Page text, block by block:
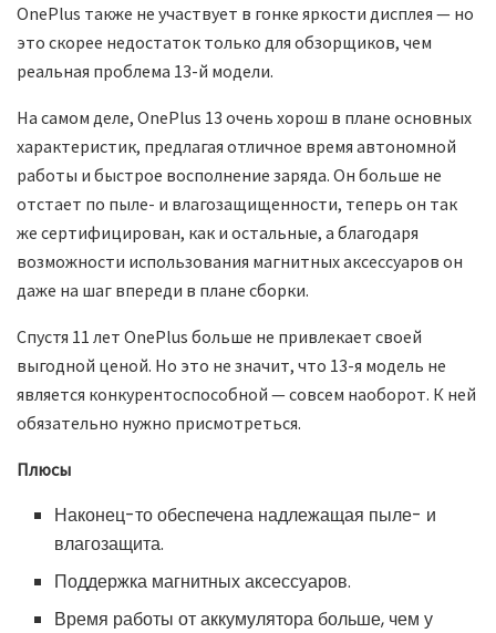
OnePlus также не участвует в гонке яркости дисплея — но
это скорее недостаток только для обзорщиков, чем
реальная проблема 13-й модели.
На самом деле, OnePlus 13 очень хорош в плане основных
характеристик, предлагая отличное время автономной
работы и быстрое восполнение заряда. Он больше не
отстает по пыле- и влагозащищенности, теперь он так
же сертифицирован, как и остальные, а благодаря
возможности использования магнитных аксессуаров он
даже на шаг впереди в плане сборки.
Спустя 11 лет OnePlus больше не привлекает своей
выгодной ценой. Но это не значит, что 13-я модель не
является конкурентоспособной — совсем наоборот. К ней
обязательно нужно присмотреться.
Плюсы
Наконец-то обеспечена надлежащая пыле- и
влагозащита.
Поддержка магнитных аксессуаров.
Время работы от аккумулятора больше, чем у